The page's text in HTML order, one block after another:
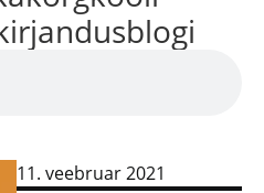
11. veebruar 2021